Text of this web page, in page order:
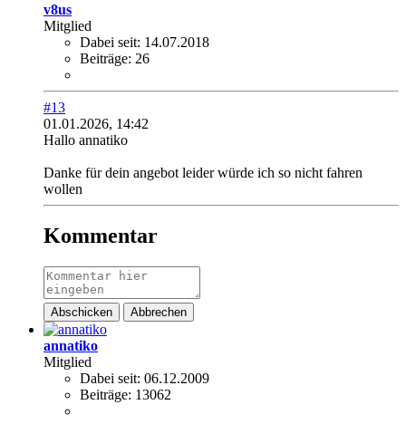
v8us
Mitglied
Dabei seit: 14.07.2018
Beiträge: 26
#13
01.01.2026, 14:42
Hallo annatiko
Danke für dein angebot leider würde ich so nicht fahren
wollen
Kommentar
Abschicken Abbrechen
annatiko
Mitglied
Dabei seit: 06.12.2009
Beiträge: 13062